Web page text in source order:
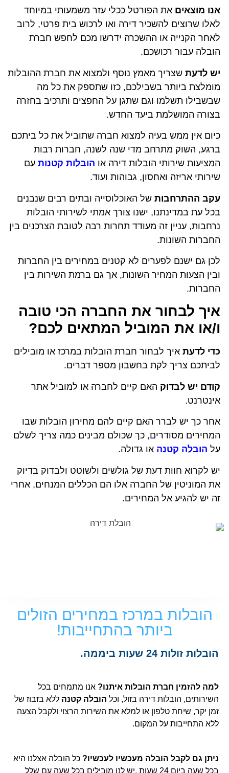
אנו מוצאים את הפורטל ככלי עזר משמעותי במיוחד
לאלו שרוצים להשכיר דירה ואו לרכוש בית פרטי, לרוב
לאחר הקנייה או ההשכרה ידרשו מכם לחפש חברת
הובלה עבור רכושכם.
יש לדעת שצריך מאמץ נוסף ולמצוא את חברת ההובלות
מומלצת ביותר בשבילכם, כזו שתספק את כל מה
שבשבילו תשלמו וגם שתגן על החפצים ותרכיב בחזרה
בצורה המושלמת ביעד החדש.
כיום אין ממש בעיה למצוא חברה שתוביל את כל ביתכם
ברגע, השוק מתרחב מדי שנה לשנה, חברות רבות
המציעות שירותי הובלות דירה או הובלות קטנות עם
שירותי אריזה ואחסון, גבוהות ועוד.
עקב ההתרחבות של האוכלוסייה ובתים רבים שנבנים
בכל עת במדינתנו, ישנו צורך אמתי לשירותי הובלות
נרחבות, עניין זה מעודד תחרות רבה לטובת הצרכנים בין
החברות השונות.
לכן גם ישנם לפערים לא קטנים במחירים בין החברות
ובין הצעות המחיר השונות, אך גם ברמת השירות בין
החברות.
איך לבחור את החברה הכי טובה
ו/או את המוביל המתאים לכם?
כדי לדעת איך לבחור חברת הובלות במרכז או מובילים
לביתכם צריך לקת בחשבון מספר דברים.
קודם יש לבדוק האם קיים לחברה או למוביל אתר
אינטרנט.
אחר כך יש לברר האם קיים להם מחירון הובלות שבו
המחירים מסודרים, כך שכולם מבינים כמה צריך לשלם
על הובלה קטנה או גדולה.
יש לקרוא חוות דעת של גולשים ולשוטט ולבדוק בדיוק
את המוניטין של החברה אלו הם הכללים המנחים, אחרי
זה יש להגיע אל המחירים.
הובלות במרכז במחירים הזולים
ביותר בהתחייבות!
הובלות זולות 24 שעות ביממה.
למה להזמין חברת הובלות איתנו? אנו מתמחים בכל
השירותים, הובלות דירה בזול, וכל הובלה קטנה ללא בזבוז של
זמן יקר, שיחת טלפון או למלא את השירות הרצוי ולקבל הצעה
ללא התחייבות על המקום.
ניתן גם לקבל הובלה מעכשיו לעכשיו? כל הובלה אצלנו היא
בכל שעה ביום 24 שעות ,יש לנו מובילים בכל שעה עם שלל